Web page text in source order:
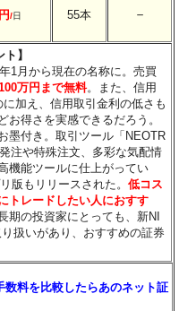
/日 55本 －
】
1月から現在の名称に。売買
万円まで無料。また、信用
加え、信用取引金利の低さも
お得さを実感できるだろう。
墨付き。取引ツール「NEOTR
注や特殊注文、多彩な気配情
機能ツールに仕上がってい
版もリリースされた。低コス
トレードしたい人におすす
期の投資家にとっても、新NI
扱いがあり、おすすめの証券
料を比較したらあのネット証